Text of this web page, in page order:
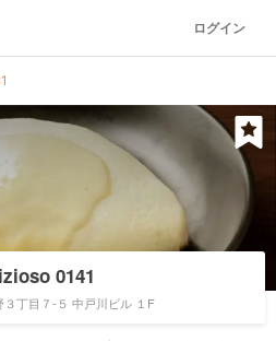
ログイン
0141
丁目７-５ 中戸川ビル １F